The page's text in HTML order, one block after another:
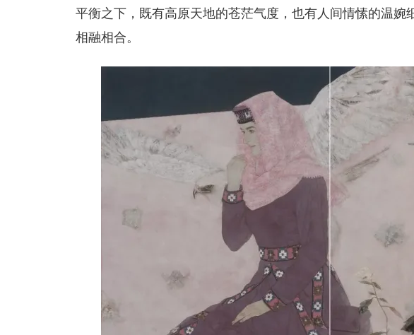
平衡之下，既有高原天地的苍茫气度，也有人间情愫的温婉
相融相合。